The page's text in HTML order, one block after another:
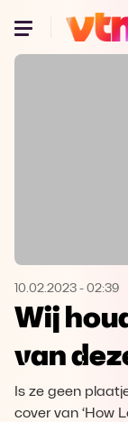
Oeps,
10.02.2023 - 02:39
Wij
van
Is ze geen
cover van ‘How